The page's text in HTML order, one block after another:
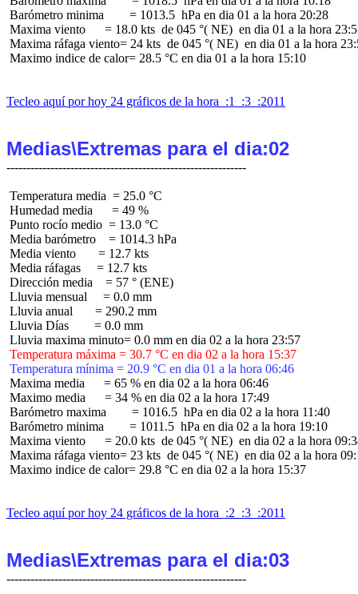
Barómetro minima        = 1013.5  hPa en dia 01 a la hora 20:28
Maxima viento      = 18.0 kts  de 045 °( NE)  en dia 01 a la hora
Maxima ráfaga viento= 24 kts  de 045 °( NE)  en dia 01 a la hora
Maximo indice de calor= 28.5 °C en dia 01 a la hora 15:10
Tecleo aquí por hoy 24 gráficos de la hora  :1  :3  :2011
Medias\Extremas para el dia:02
Temperatura media  = 25.0 °C
Humedad media      = 49 %
Punto rocío medio  = 13.0 °C
Media barómetro    = 1014.3 hPa
Media viento       = 12.7 kts
Media ráfagas     = 12.7 kts
Dirección media    = 57 ° (ENE)
Lluvia mensual     = 0.0 mm
Lluvia anual       = 290.2 mm
Lluvia Días        = 0.0 mm
Temperatura máxima = 30.7 °C en dia 02 a la hora 15:37
Temperatura mínima = 20.9 °C en dia 01 a la hora 06:46
Maxima media      = 65 % en dia 02 a la hora 06:46
Maximo media      = 34 % en dia 02 a la hora 17:49
Barómetro maxima        = 1016.5  hPa en dia 02 a la hora 11:40
Barómetro minima        = 1011.5  hPa en dia 02 a la hora 19:10
Maxima viento      = 20.0 kts  de 045 °( NE)  en dia 02 a la hora
Maxima ráfaga viento= 23 kts  de 045 °( NE)  en dia 02 a la hora
Maximo indice de calor= 29.8 °C en dia 02 a la hora 15:37
Tecleo aquí por hoy 24 gráficos de la hora  :2  :3  :2011
Medias\Extremas para el dia:03